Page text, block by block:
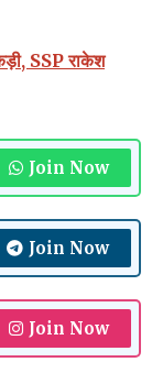
कड़ी, SSP राकेश
Join Now
Join Now
Join Now